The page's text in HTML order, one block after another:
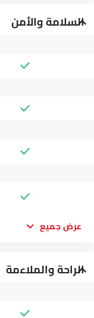
السلامة والأمن
عرض جميع
الراحة والملاءمة